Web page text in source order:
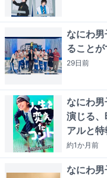
なにわ男
ること
29日前
なにわ男
演じる、
アルと特
約1か月前
なにわ男